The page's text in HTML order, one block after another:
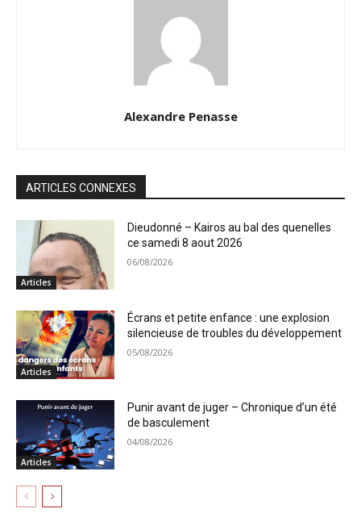
Alexandre Penasse
ARTICLES CONNEXES
Articles
Dieudonné – Kairos au bal des quenelles
ce samedi 8 aout 2026
06/08/2026
Articles
Écrans et petite enfance : une explosion
silencieuse de troubles du développement
05/08/2026
Articles
Punir avant de juger – Chronique d’un été
de basculement
04/08/2026